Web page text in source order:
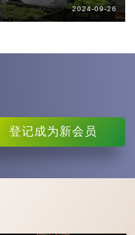
2024-09-26
登记成为新会员